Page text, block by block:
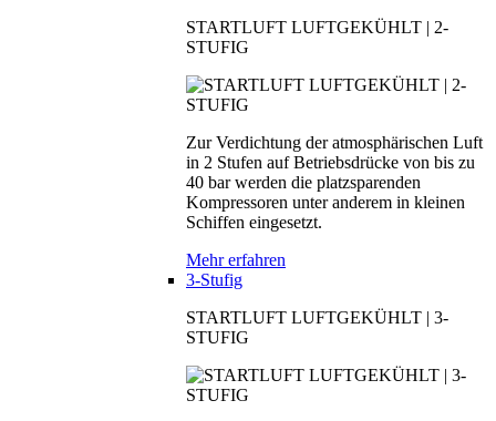
STARTLUFT LUFTGEKÜHLT | 2-
STUFIG
Zur Verdichtung der atmosphärischen Luft
in 2 Stufen auf Betriebsdrücke von bis zu
40 bar werden die platzsparenden
Kompressoren unter anderem in kleinen
Schiffen eingesetzt.
Mehr erfahren
3-Stufig
STARTLUFT LUFTGEKÜHLT | 3-
STUFIG